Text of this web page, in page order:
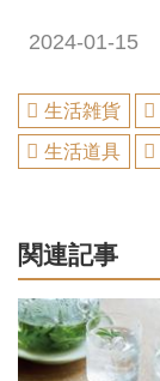
2024-01-15
生活雑貨
生活道具
関連記事